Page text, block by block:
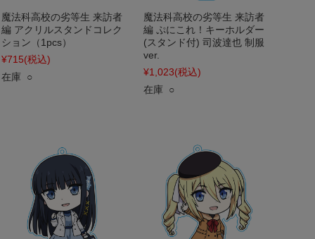
魔法科高校の劣等生 来訪者
編 アクリルスタンドコレク
ション（1pcs）
¥715(税込)
在庫 ○
魔法科高校の劣等生 来訪者
編 ぷにこれ！キーホルダー
(スタンド付) 司波達也 制服
ver.
¥1,023(税込)
在庫 ○